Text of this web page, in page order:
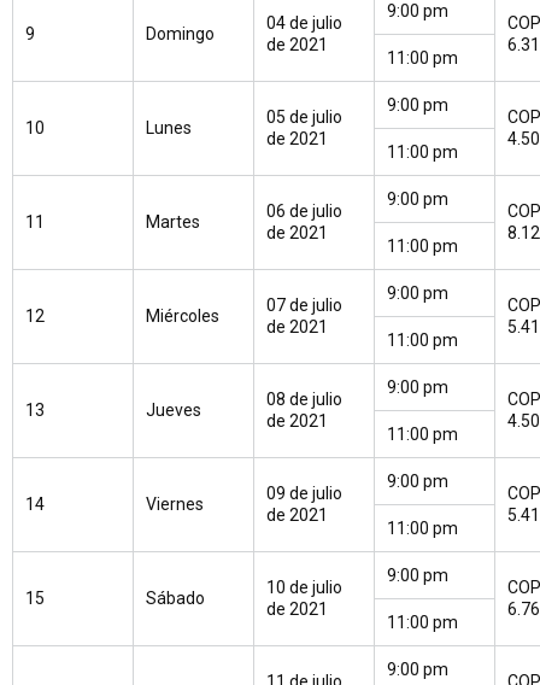
9 Domingo
04 de julio
de 2021
9:00 pm
COP
11:00 pm
10 Lunes
05 de julio
de 2021
9:00 pm
COP
11:00 pm
11 Martes
06 de julio
de 2021
9:00 pm
COP
11:00 pm
12 Miércoles
07 de julio
de 2021
9:00 pm
COP
11:00 pm
13 Jueves
08 de julio
de 2021
9:00 pm
COP
11:00 pm
14 Viernes
09 de julio
de 2021
9:00 pm
COP
11:00 pm
15 Sábado
10 de julio
de 2021
9:00 pm
COP
11:00 pm
9:00 pm